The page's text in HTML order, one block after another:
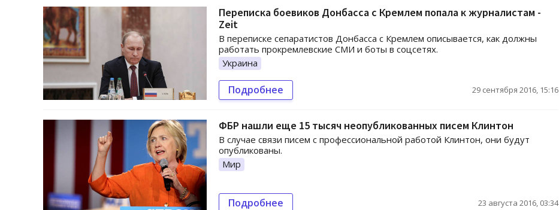
Переписка боевиков Донбасса с Кремлем попала к журналистам -
Zeit
В переписке сепаратистов Донбасса с Кремлем описывается, как должны
работать прокремлевские СМИ и боты в соцсетях.
Украина
Подробнее 29 сентября 2016, 15:16
ФБР нашли еще 15 тысяч неопубликованных писем Клинтон
В случае связи писем с профессиональной работой Клинтон, они будут
опубликованы.
Мир
Подробнее 23 августа 2016, 03:34